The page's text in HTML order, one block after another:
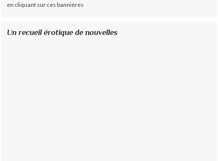
en cliquant sur ces bannières
Un recueil érotique de nouvelles